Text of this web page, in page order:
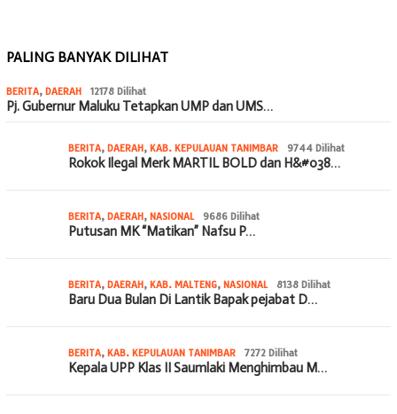
PALING BANYAK DILIHAT
BERITA, DAERAH 12178 Dilihat
Pj. Gubernur Maluku Tetapkan UMP dan UMS…
BERITA, DAERAH, KAB. KEPULAUAN TANIMBAR 9744 Dilihat
Rokok Ilegal Merk MARTIL BOLD dan H&#038…
BERITA, DAERAH, NASIONAL 9686 Dilihat
Putusan MK “Matikan” Nafsu P…
BERITA, DAERAH, KAB. MALTENG, NASIONAL 8138 Dilihat
Baru Dua Bulan Di Lantik Bapak pejabat D…
BERITA, KAB. KEPULAUAN TANIMBAR 7272 Dilihat
Kepala UPP Klas II Saumlaki Menghimbau M…